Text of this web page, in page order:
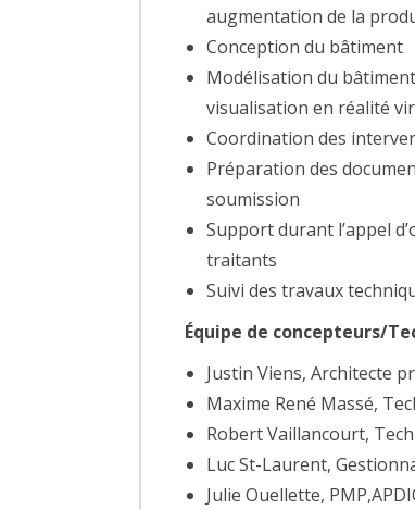
augmentation de la
Conception du bâtiment
Modélisation du
visualisation en réalité
Coordination des
Préparation des
soumission
Support durant l’appel
traitants
Suivi des travaux
Équipe de concepteurs/
Justin Viens, Architecte
Maxime René Massé,
Robert Vaillancourt,
Luc St-Laurent,
Julie Ouellette,